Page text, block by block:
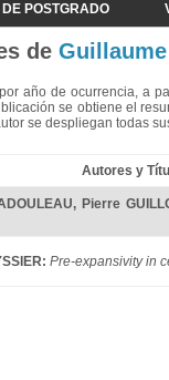
POSTGRADO
de Guillaume
año de ocurrencia, a
se obtiene el
se despliegan todas
Autores y
, Pierre
: Pre-expansivity in